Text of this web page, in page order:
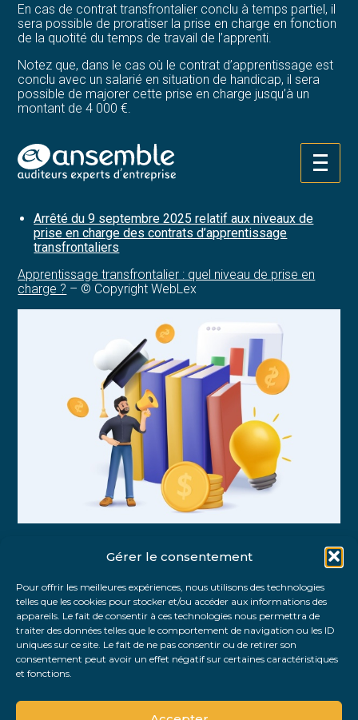
Gérer le consentement
Pour offrir les meilleures expériences, nous utilisons des technologies
telles que les cookies pour stocker et/ou accéder aux informations des
appareils. Le fait de consentir à ces technologies nous permettra de
traiter des données telles que le comportement de navigation ou les ID
uniques sur ce site. Le fait de ne pas consentir ou de retirer son
consentement peut avoir un effet négatif sur certaines caractéristiques
et fonctions.
Aller
au
En cas de contrat transfrontalier conclu à temps partiel, il
sera possible de proratiser la prise en charge en fonction
de la quotité du temps de travail de l’apprenti.
Notez que, dans le cas où le contrat d’apprentissage est
conclu avec un salarié en situation de handicap, il sera
possible de majorer cette prise en charge jusqu’à un
montant de 4 000 €.
handicap de l’apprenti soit reconnue en France ou dans le
pays transfrontalier.
Arrêté du 9 septembre 2025 relatif aux niveaux de
prise en charge des contrats d’apprentissage
transfrontaliers
Apprentissage transfrontalier : quel niveau de prise en
charge ? – © Copyright WebLex
FaceBook
TwitterLinkedIn